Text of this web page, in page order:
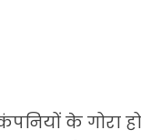
के गोरा